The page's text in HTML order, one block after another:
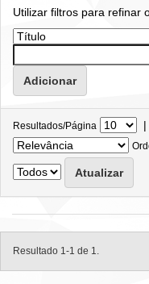
Utilizar filtros para refinar
Resultados/Página |
Resultado 1-1 de 1.